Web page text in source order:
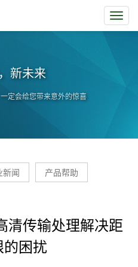
新未来
定会给您带来意外的惊喜
新闻 产品帮助
清传输处理解决距
的困扰